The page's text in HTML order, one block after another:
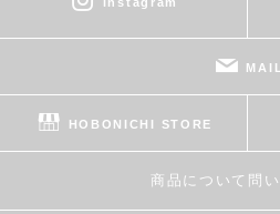
MAIL
HOBONICHI STORE
商品について問